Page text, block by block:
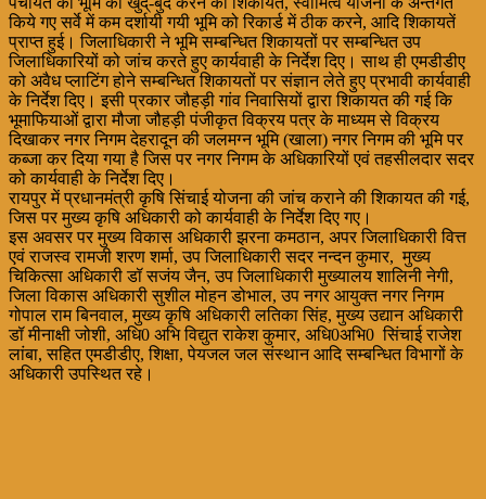
किये गए सर्वे में कम दर्शायी गयी भूमि को रिकार्ड में ठीक करने, आदि शिकायतें
प्राप्त हुई। जिलाधिकारी ने भूमि सम्बन्धित शिकायतों पर सम्बन्धित उप
जिलाधिकारियों को जांच करते हुए कार्यवाही के निर्देश दिए। साथ ही एमडीडीए
को अवैध प्लाटिंग होने सम्बन्धित शिकायतों पर संज्ञान लेते हुए प्रभावी कार्यवाही
के निर्देश दिए। इसी प्रकार जौहड़ी गांव निवासियों द्वारा शिकायत की गई कि
भूमाफियाओं द्वारा मौजा जौहड़ी पंजीकृत विक्रय पत्र के माध्यम से विक्रय
दिखाकर नगर निगम देहरादून की जलमग्न भूमि (खाला) नगर निगम की भूमि पर
कब्जा कर दिया गया है जिस पर नगर निगम के अधिकारियों एवं तहसीलदार सदर
को कार्यवाही के निर्देश दिए।
रायपुर में प्रधानमंत्री कृषि सिंचाई योजना की जांच कराने की शिकायत की गई,
जिस पर मुख्य कृषि अधिकारी को कार्यवाही के निर्देश दिए गए।
इस अवसर पर मुख्य विकास अधिकारी झरना कमठान, अपर जिलाधिकारी वित्त
एवं राजस्व रामजी शरण शर्मा, उप जिलाधिकारी सदर नन्दन कुमार, मुख्य
चिकित्सा अधिकारी डॉ सजंय जैन, उप जिलाधिकारी मुख्यालय शालिनी नेगी,
जिला विकास अधिकारी सुशील मोहन डोभाल, उप नगर आयुक्त नगर निगम
गोपाल राम बिनवाल, मुख्य कृषि अधिकारी लतिका सिंह, मुख्य उद्यान अधिकारी
डॉ मीनाक्षी जोशी, अधि0 अभि विद्युत राकेश कुमार, अधि0अभि0 सिंचाई राजेश
लांबा, सहित एमडीडीए, शिक्षा, पेयजल जल संस्थान आदि सम्बन्धित विभागों के
अधिकारी उपस्थित रहे।